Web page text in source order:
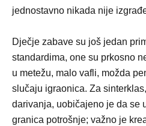
jednostavno nikada nije
Dječje zabave su još jedan
standardima, one su prkosno
u metežu, malo vafli, možda
slučaju igraonica. Za
darivanja, uobičajeno je da se
granica potrošnje; važno je